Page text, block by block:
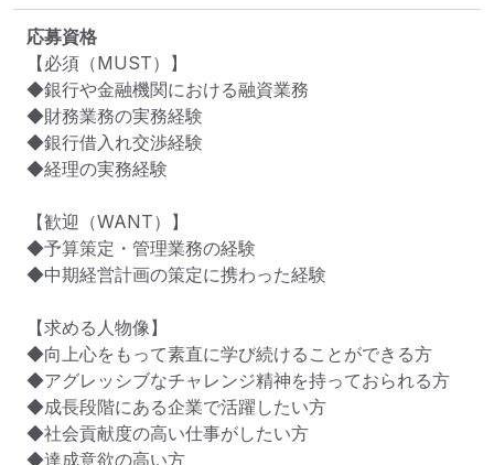
応募資格
【必須（MUST）】
◆銀行や金融機関における融資業務
◆財務業務の実務経験
◆銀行借入れ交渉経験
◆経理の実務経験
【歓迎（WANT）】
◆予算策定・管理業務の経験
◆中期経営計画の策定に携わった経験
【求める人物像】
◆向上心をもって素直に学び続けることができる方
◆アグレッシブなチャレンジ精神を持っておられる方
◆成長段階にある企業で活躍したい方
◆社会貢献度の高い仕事がしたい方
◆達成意欲の高い方